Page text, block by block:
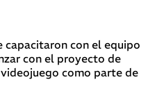
capacitaron con el equipo
con el proyecto de
como parte de